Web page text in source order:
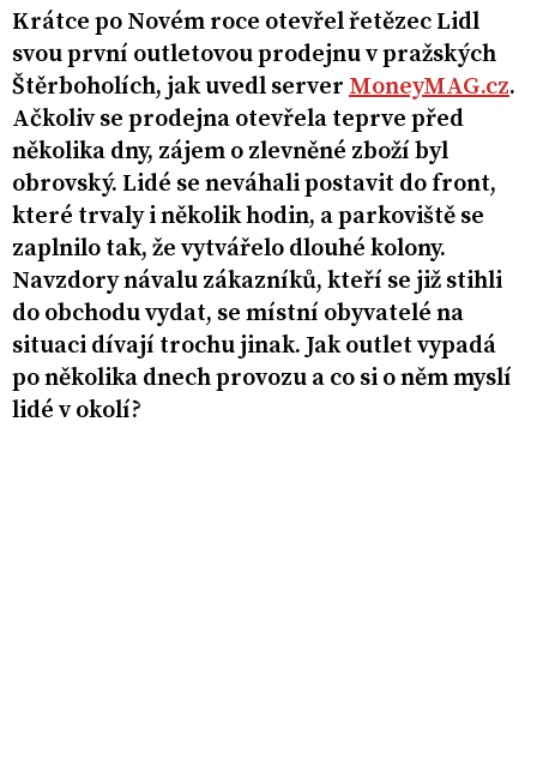
Krátce po Novém roce otevřel řetězec Lidl
svou první outletovou prodejnu v pražských
Štěrboholích, jak uvedl server MoneyMAG.cz.
Ačkoliv se prodejna otevřela teprve před
několika dny, zájem o zlevněné zboží byl
obrovský. Lidé se neváhali postavit do front,
které trvaly i několik hodin, a parkoviště se
zaplnilo tak, že vytvářelo dlouhé kolony.
Navzdory návalu zákazníků, kteří se již stihli
do obchodu vydat, se místní obyvatelé na
situaci dívají trochu jinak. Jak outlet vypadá
po několika dnech provozu a co si o něm myslí
lidé v okolí?